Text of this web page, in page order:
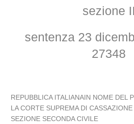
sezione II
sentenza 23
27348
REPUBBLICA ITALIANAIN NOME DEL
LA CORTE SUPREMA DI CASSAZIONE
SEZIONE SECONDA CIVILE